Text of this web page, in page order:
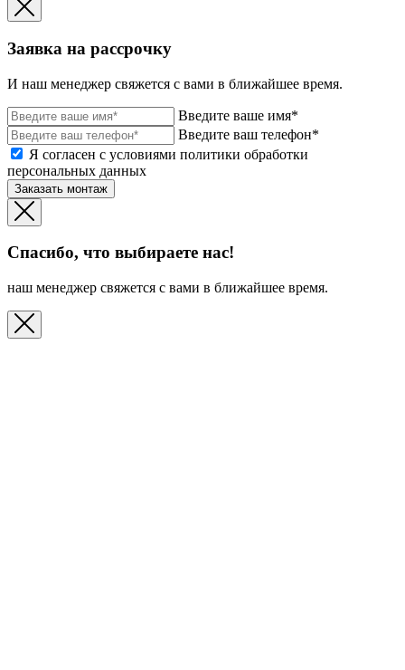
Заявка на рассрочку
И наш менеджер свяжется с вами в ближайшее время.
Введите ваше имя*
Введите ваш телефон*
Я согласен с условиями политики обработки
персональных данных
Заказать монтаж
Спасибо, что выбираете нас!
наш менеджер свяжется с вами в ближайшее время.